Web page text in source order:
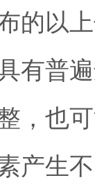
的以
有普
，也
产生